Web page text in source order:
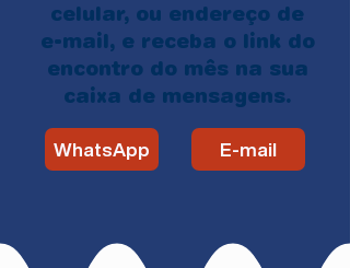
celular, ou endereço de
e-mail, e receba o link do
encontro do mês na sua
caixa de mensagens.
WhatsApp E-mail